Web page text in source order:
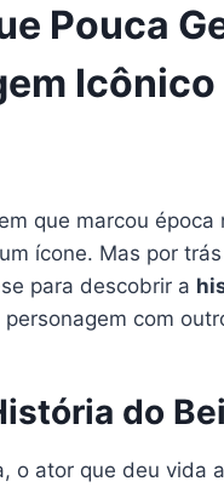
Pouca
que marcou época
ícone. Mas por
para descobrir a
com
do
o ator que deu vida